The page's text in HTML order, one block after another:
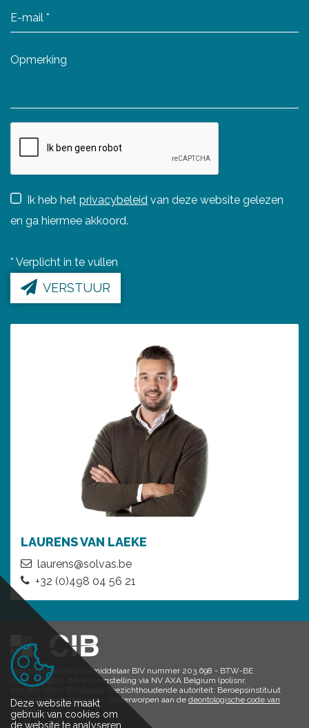
Ik heb het privacybeleid van deze website gelezen
en ga hiermee akkoord.
* Verplicht in te vullen
VERSTUUR
LAURENS VAN LAEKE
laurens@solvas.be
+32 (0)498 04 56 21
Vastgoedmakelaar-bemiddelaar BIV nummer 203.698 - BTW-BE
0450.372.483 - BA en borgstelling via NV AXA Belgium (polisnr.
730.390.160) - BIV België Toezichthoudende autoriteit: Beroepsinstituut
van Vastgoedmakelaars - Onderworpen aan de deontologische code van
het BIV
Deze website maakt
gebruik van cookies om
de website te analyseren